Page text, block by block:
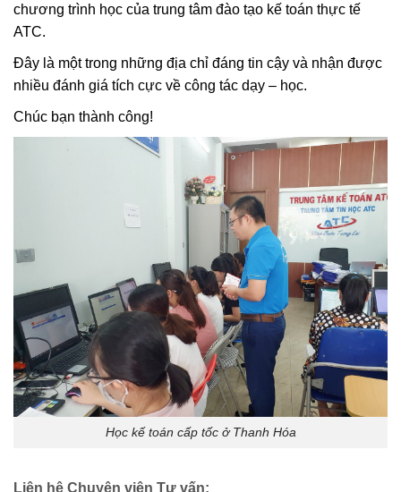
chương trình học của trung tâm đào tạo kế toán thực tế
ATC.
Đây là một trong những địa chỉ đáng tin cậy và nhận được
nhiều đánh giá tích cực về công tác dạy – học.
Chúc bạn thành công!
Học kế toán cấp tốc ở Thanh Hóa
Liên hệ Chuyên viên Tư vấn: